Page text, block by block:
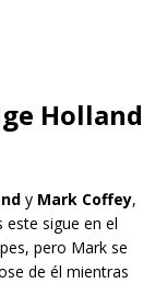
Holland
y Mark Coffey,
este sigue en el
pero Mark se
de él mientras